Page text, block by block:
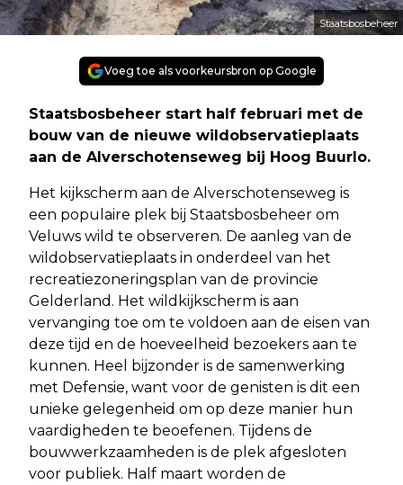
Staatsbosbeheer
Voeg toe als voorkeursbron op Google
Staatsbosbeheer start half februari met de
bouw van de nieuwe wildobservatieplaats
aan de Alverschotenseweg bij Hoog Buurlo.
Het kijkscherm aan de Alverschotenseweg is
een populaire plek bij Staatsbosbeheer om
Veluws wild te observeren. De aanleg van de
wildobservatieplaats in onderdeel van het
recreatiezoneringsplan van de provincie
Gelderland. Het wildkijkscherm is aan
vervanging toe om te voldoen aan de eisen van
deze tijd en de hoeveelheid bezoekers aan te
kunnen. Heel bijzonder is de samenwerking
met Defensie, want voor de genisten is dit een
unieke gelegenheid om op deze manier hun
vaardigheden te beoefenen. Tijdens de
bouwwerkzaamheden is de plek afgesloten
voor publiek. Half maart worden de